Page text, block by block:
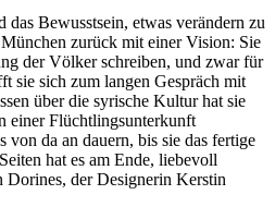
Bewusstsein, etwas verändern zu
zurück mit einer Vision: Sie
der Völker schreiben, und zwar für
sie sich zum langen Gespräch mit
über die syrische Kultur hat sie
einer Flüchtlingsunterkunft
von da an dauern, bis sie das fertige
hat es am Ende, liebevoll
der Designerin Kerstin